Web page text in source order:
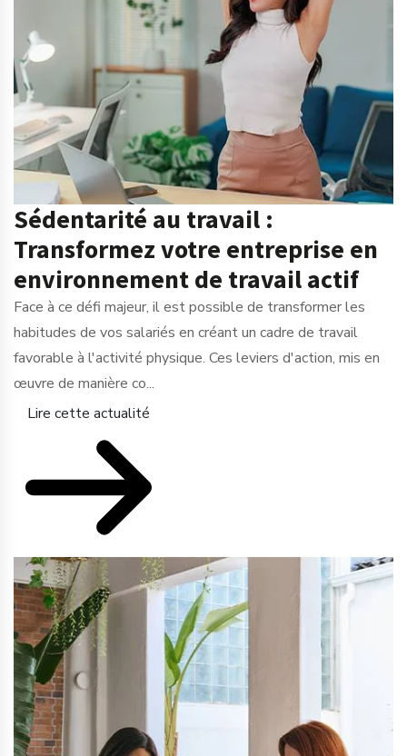
Sédentarité au travail :
Transformez votre entreprise en
environnement de travail actif
Face à ce défi majeur, il est possible de transformer les
habitudes de vos salariés en créant un cadre de travail
favorable à l'activité physique. Ces leviers d'action, mis en
œuvre de manière co...
Lire cette actualité